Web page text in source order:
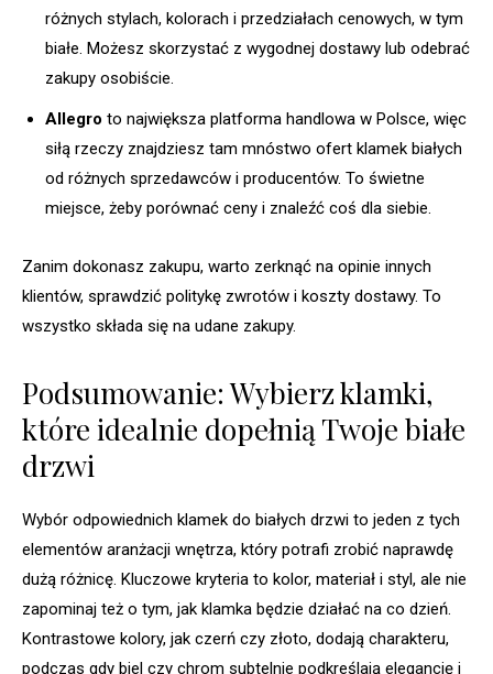
różnych stylach, kolorach i przedziałach cenowych, w tym
białe. Możesz skorzystać z wygodnej dostawy lub odebrać
zakupy osobiście.
Allegro to największa platforma handlowa w Polsce, więc
siłą rzeczy znajdziesz tam mnóstwo ofert klamek białych
od różnych sprzedawców i producentów. To świetne
miejsce, żeby porównać ceny i znaleźć coś dla siebie.
Zanim dokonasz zakupu, warto zerknąć na opinie innych
klientów, sprawdzić politykę zwrotów i koszty dostawy. To
wszystko składa się na udane zakupy.
Podsumowanie: Wybierz klamki,
które idealnie dopełnią Twoje białe
drzwi
Wybór odpowiednich klamek do białych drzwi to jeden z tych
elementów aranżacji wnętrza, który potrafi zrobić naprawdę
dużą różnicę. Kluczowe kryteria to kolor, materiał i styl, ale nie
zapominaj też o tym, jak klamka będzie działać na co dzień.
Kontrastowe kolory, jak czerń czy złoto, dodają charakteru,
podczas gdy biel czy chrom subtelnie podkreślają elegancję i